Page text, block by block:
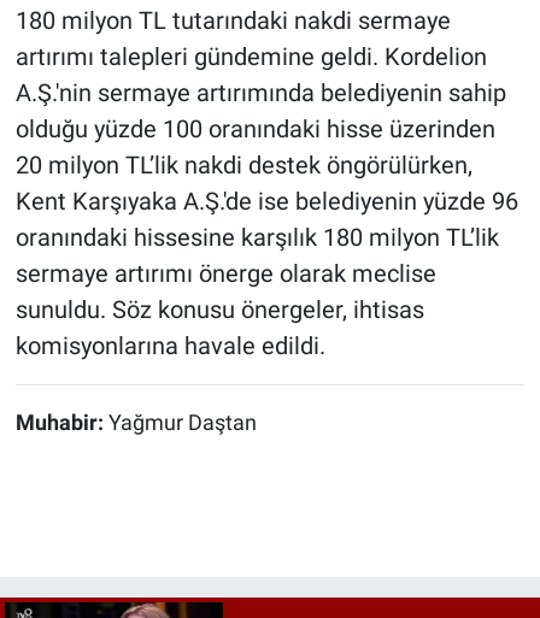
180 milyon TL tutarındaki nakdi sermaye
artırımı talepleri gündemine geldi. Kordelion
A.Ş.'nin sermaye artırımında belediyenin sahip
olduğu yüzde 100 oranındaki hisse üzerinden
20 milyon TL’lik nakdi destek öngörülürken,
Kent Karşıyaka A.Ş.'de ise belediyenin yüzde 96
oranındaki hissesine karşılık 180 milyon TL’lik
sermaye artırımı önerge olarak meclise
sunuldu. Söz konusu önergeler, ihtisas
komisyonlarına havale edildi.
Muhabir: Yağmur Daştan